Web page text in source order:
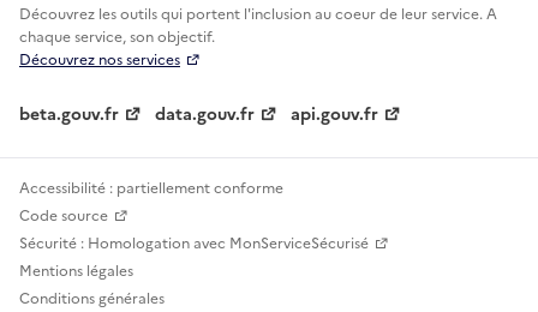
Découvrez les outils qui portent l'inclusion aucoeur de leur service. A
chaque service, son objectif.
Découvrez nos services
beta.gouv.fr data.gouv.fr api.gouv.fr
Accessibilité : partiellement conforme
Code source
Sécurité : Homologation avec MonServiceSécurisé
Mentions légales
Conditions générales